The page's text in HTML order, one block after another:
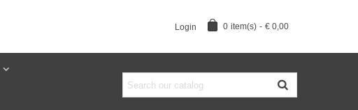
Login 0 item(s) - € 0,00